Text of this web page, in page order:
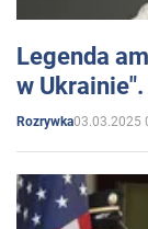
Legenda
w
Rozrywka03.03.2025